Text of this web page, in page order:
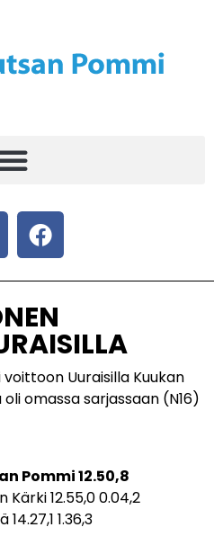
voittoon Uuraisilla Kuukan
oli omassa sarjassaan (N16)
Pommi 12.50,8
Kärki 12.55,0 0.04,2
1.36,3